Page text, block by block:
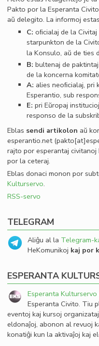
Pakto por la Esperanta
aŭ delegito. La informoj
C: oﬁcialaj de la
starpunkton de la
la Konsulo, aŭ de ties
B: bultenaj de
de la koncerna
A: alies neoﬁcialaj,
Esperantio, sub
E: pri Eŭropaj
responso de la
Eblas sendi artikolon aŭ
esperantio.net
rajto por esperantaj
por la ceteraj.
Eblas donaci monon por
Kulturservo.
RSS-servo
TELEGRAM
Aliĝu al la Telegram-
HeKomunikoj kaj por
ESPERANTA
Esperanta Kulturservo
Esperanta Civito. Tiu
eventoj kaj kursoj
eldonaĵoj, abonon al revuoj
konatiĝi kun la aktivaĵoj kaj